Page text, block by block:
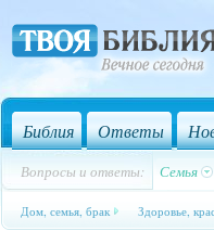
Библия Ответы
Вопросы и ответы: Семья
Дом, семья, брак Здоровье,